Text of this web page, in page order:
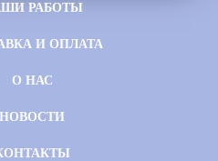
РАБОТЫ
И ОПЛАТА
О НАС
НОВОСТИ